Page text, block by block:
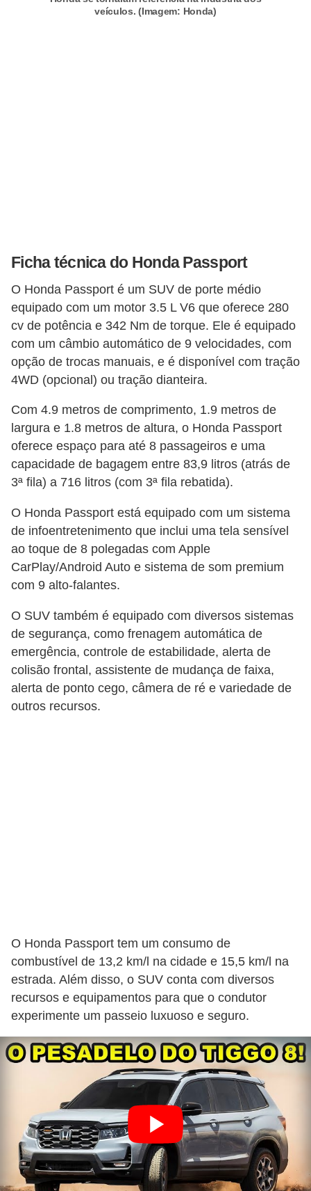
veículos. (Imagem: Honda)
Ficha técnica do Honda Passport
O Honda Passport é um SUV de porte médio
equipado com um motor 3.5 L V6 que oferece 280
cv de potência e 342 Nm de torque. Ele é equipado
com um câmbio automático de 9 velocidades, com
opção de trocas manuais, e é disponível com tração
4WD (opcional) ou tração dianteira.
Com 4.9 metros de comprimento, 1.9 metros de
largura e 1.8 metros de altura, o Honda Passport
oferece espaço para até 8 passageiros e uma
capacidade de bagagem entre 83,9 litros (atrás de
3ª fila) a 716 litros (com 3ª fila rebatida).
O Honda Passport está equipado com um sistema
de infoentretenimento que inclui uma tela sensível
ao toque de 8 polegadas com Apple
CarPlay/Android Auto e sistema de som premium
com 9 alto-falantes.
O SUV também é equipado com diversos sistemas
de segurança, como frenagem automática de
emergência, controle de estabilidade, alerta de
colisão frontal, assistente de mudança de faixa,
alerta de ponto cego, câmera de ré e variedade de
outros recursos.
O Honda Passport tem um consumo de
combustível de 13,2 km/l na cidade e 15,5 km/l na
estrada. Além disso, o SUV conta com diversos
recursos e equipamentos para que o condutor
experimente um passeio luxuoso e seguro.
s
a
u
t
o
m
o
t
i
v
o
s
D
ú
v
i
a
s
a
u
t
i
s
e
t
â
n
t
o
M